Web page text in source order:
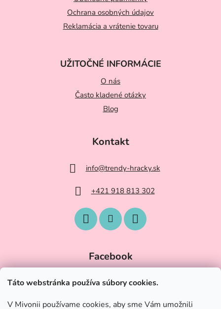
Táto webstránka používa súbory cookies.
V Mivonii používame cookies, aby sme Vám umožnili
Ochrana osobných údajov
Reklamácia a vrátenie tovaru
UŽITOČNÉ INFORMÁCIE
O nás
Často kladené otázky
Blog
Kontakt
info@trendy-hracky.sk
+421 918 813 302
Facebook